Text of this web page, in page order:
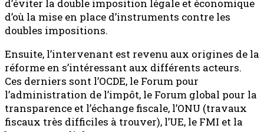
d’éviter la double imposition légale et économique
d’où la mise en place d’instruments contre les
doubles impositions.
Ensuite, l’intervenant est revenu aux origines de la
réforme en s’intéressant aux différents acteurs.
Ces derniers sont l’OCDE, le Forum pour
l’administration de l’impôt, le Forum global pour la
transparence et l’échange fiscale, l’ONU (travaux
fiscaux très difficiles à trouver), l’UE, le FMI et la